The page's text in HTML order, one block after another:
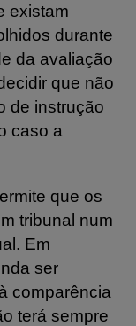
existam
durante
da avaliação
que não
de instrução
caso a
que os
tribunal num
Em
ser
comparência
terá sempre